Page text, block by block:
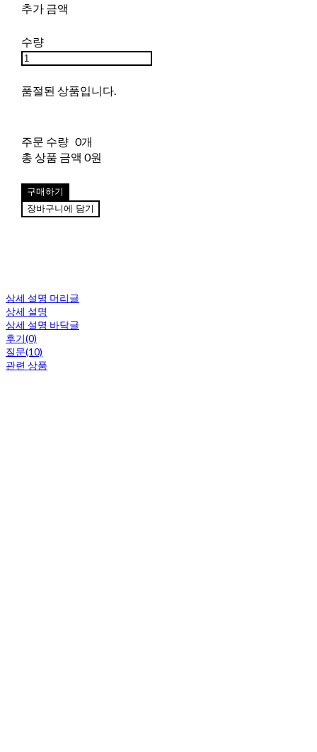
추가 금액
수량
품절된 상품입니다.
주문 수량 0개
총 상품 금액 0원
구매하기
장바구니에 담기
상세 설명 머리글
상세 설명
상세 설명 바닥글
후기(0)
질문(10)
관련 상품